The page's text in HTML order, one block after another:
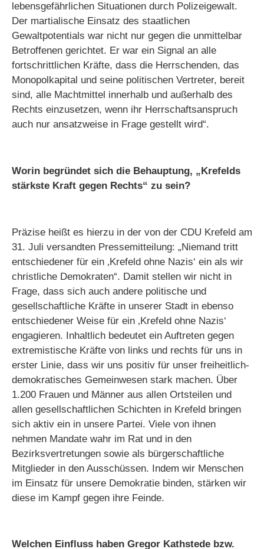
lebensgefährlichen Situationen durch Polizeigewalt.
Der martialische Einsatz des staatlichen
Gewaltpotentials war nicht nur gegen die unmittelbar
Betroffenen gerichtet. Er war ein Signal an alle
fortschrittlichen Kräfte, dass die Herrschenden, das
Monopolkapital und seine politischen Vertreter, bereit
sind, alle Machtmittel innerhalb und außerhalb des
Rechts einzusetzen, wenn ihr Herrschaftsanspruch
auch nur ansatzweise in Frage gestellt wird“.
Worin begründet sich die Behauptung, „Krefelds
stärkste Kraft gegen Rechts“ zu sein?
Präzise heißt es hierzu in der von der CDU Krefeld am
31. Juli versandten Pressemitteilung: „Niemand tritt
entschiedener für ein ‚Krefeld ohne Nazis‘ ein als wir
christliche Demokraten“. Damit stellen wir nicht in
Frage, dass sich auch andere politische und
gesellschaftliche Kräfte in unserer Stadt in ebenso
entschiedener Weise für ein ‚Krefeld ohne Nazis‘
engagieren. Inhaltlich bedeutet ein Auftreten gegen
extremistische Kräfte von links und rechts für uns in
erster Linie, dass wir uns positiv für unser freiheitlich-
demokratisches Gemeinwesen stark machen. Über
1.200 Frauen und Männer aus allen Ortsteilen und
allen gesellschaftlichen Schichten in Krefeld bringen
sich aktiv ein in unsere Partei. Viele von ihnen
nehmen Mandate wahr im Rat und in den
Bezirksvertretungen sowie als bürgerschaftliche
Mitglieder in den Ausschüssen. Indem wir Menschen
im Einsatz für unsere Demokratie binden, stärken wir
diese im Kampf gegen ihre Feinde.
Welchen Einfluss haben Gregor Kathstede bzw.